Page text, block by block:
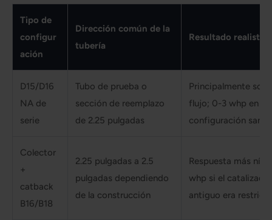
Tipo de
configur
ación
Dirección común de la
tubería
Resultado realista
D15/D16
NA de
serie
Tubo de prueba o
sección de reemplazo
de 2.25 pulgadas
Principalmente
flujo; 0-3 whp en
configuración sana
Colector
+
catback
B16/B18
2.25 pulgadas a 2.5
pulgadas dependiendo
de la construcción
Respuesta más
whp si el catalizador
antiguo era